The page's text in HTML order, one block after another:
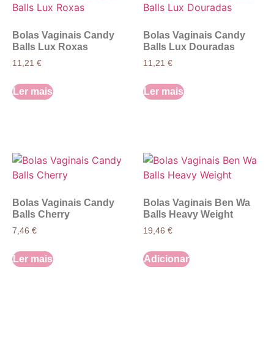
Bolas Vaginais Candy
Balls Lux Roxas
11,21 €
Ler mais
Bolas Vaginais Candy
Balls Lux Douradas
11,21 €
Ler mais
Bolas Vaginais Candy
Balls Cherry
7,46 €
Ler mais
Bolas Vaginais Ben Wa
Balls Heavy Weight
19,46 €
Adicionar